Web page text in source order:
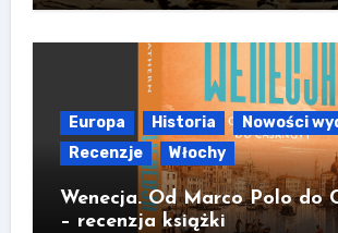
Europa Historia
Nowości
Recenzje
Włochy
Wenecja. Od Marco Polo do
– recenzja książki